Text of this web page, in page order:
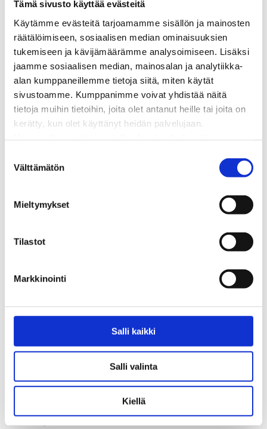
Tämä sivusto käyttää evästeitä
Käytämme evästeitä tarjoamamme sisällön ja mainosten
räätälöimiseen, sosiaalisen median ominaisuuksien
tukemiseen ja kävijämäärämme analysoimiseen. Lisäksi
jaamme sosiaalisen median, mainosalan ja analytiikka-
alan kumppaneillemme tietoja siitä, miten käytät
sivustoamme. Kumppanimme voivat yhdistää näitä
tietoja muihin tietoihin, joita olet antanut heille tai joita on
kerätty, kun olet käyttänyt heidän palvelujaan.
Välttämätön
Mieltymykset
Tilastot
Markkinointi
Salli kaikki
Salli valinta
Kiellä
Matalalämpöiseen kaukolämpöön siirtyminen
Poistoilmalämpöpumppu kaukolämpötaloon
Tietoa kaukolämmöstä
Tietoa urakoitsijoille
Sähköverkko
Energiayhteisöt
Kaapelinäyttö ja puunkaatoapu
Säävarma sähköverkko
Sähköliittymät
Sähköverkon kehittämissuunnitelma
Verkkopalvelutuotteet ja hinnastot
Vuosikertomukset ja asiakaslehti
Palvelut
Energiansäästö kotitaloudessa
Kulutuksen seuranta
Muuttajalle
Valtakirja ja asiointi toisen puolesta